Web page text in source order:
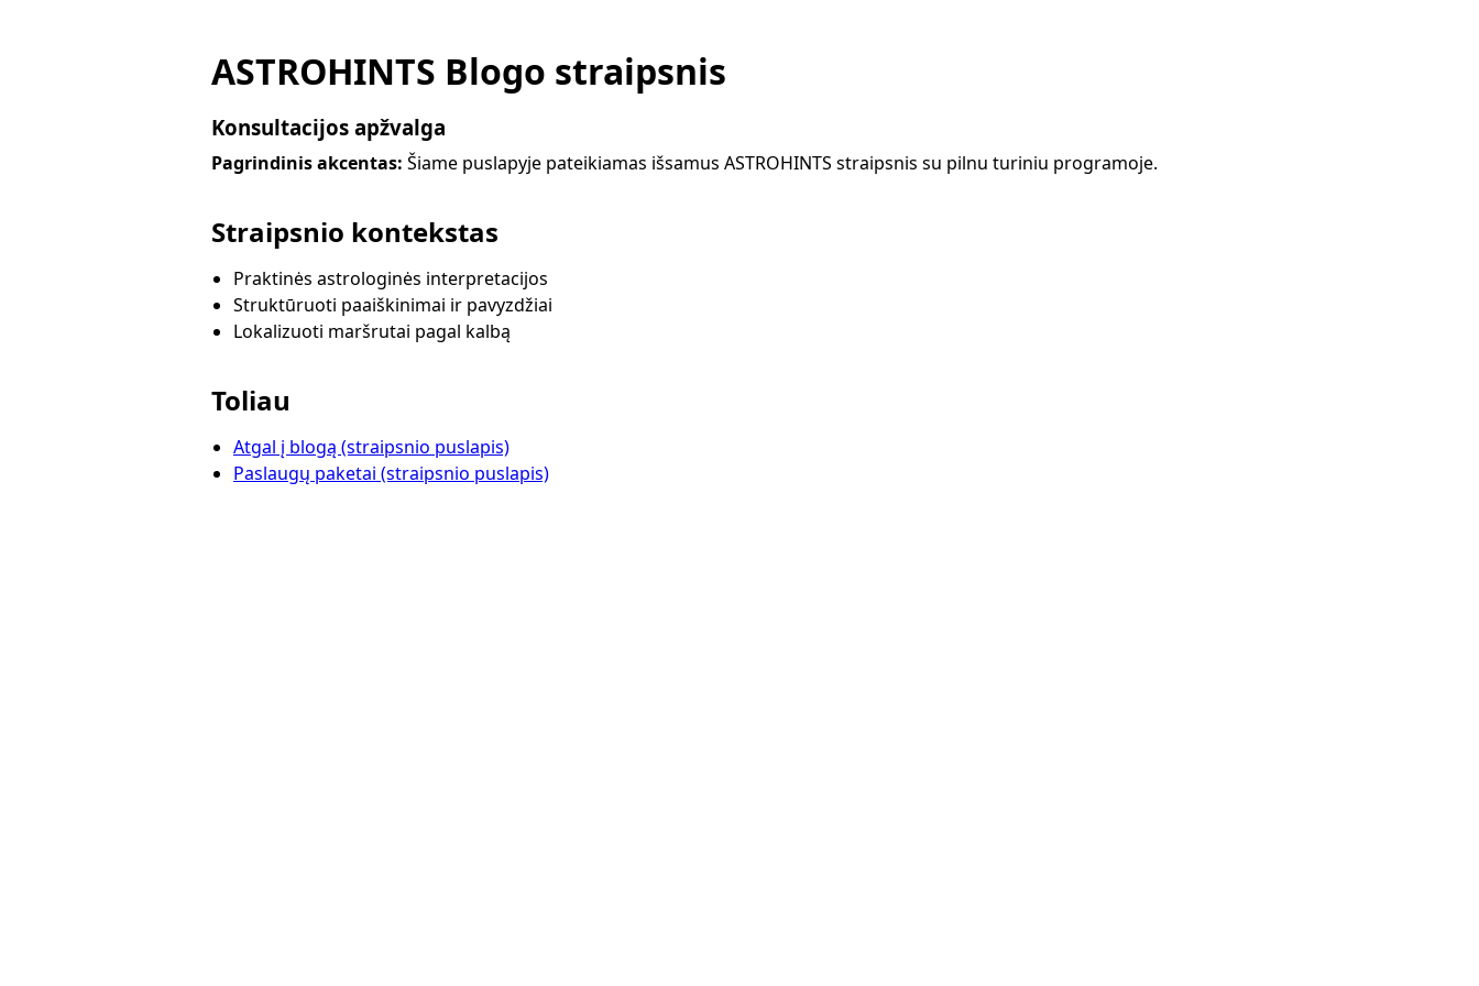
ASTROHINTS Blogo straipsnis
Konsultacijos apžvalga
Pagrindinis akcentas: Šiame puslapyje pateikiamas išsamus ASTROHINTS straipsnis su pilnu turiniu programoje.
Straipsnio kontekstas
Praktinės astrologinės interpretacijos
Struktūruoti paaiškinimai ir pavyzdžiai
Lokalizuoti maršrutai pagal kalbą
Toliau
Atgal į blogą (straipsnio puslapis)
Paslaugų paketai (straipsnio puslapis)